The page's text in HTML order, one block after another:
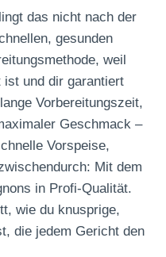
das nicht nach der
gesunden
weil
und dir garantiert
Vorbereitungszeit,
Geschmack –
Vorspeise,
Mit dem
in Profi-Qualität.
wie du knusprige,
die jedem Gericht den